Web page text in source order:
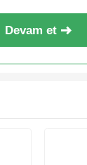
Devam et